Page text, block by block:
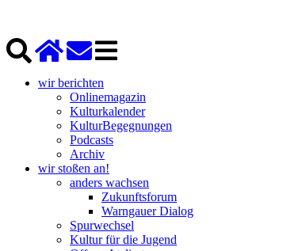
wir berichten
Onlinemagazin
Kulturkalender
KulturBegegnungen
Podcasts
Archiv
wir stoßen an!
anders wachsen
Zukunftsforum
Warngauer Dialog
Spurwechsel
Kultur für die Jugend